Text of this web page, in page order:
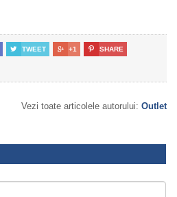
 TWEET  +1  SHARE
Vezi toate articolele autorului: Outlet